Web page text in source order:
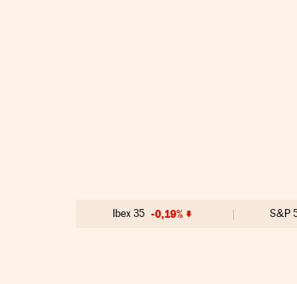
Ibex 35 -0,19% S&P